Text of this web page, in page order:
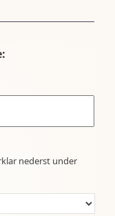
nederst under